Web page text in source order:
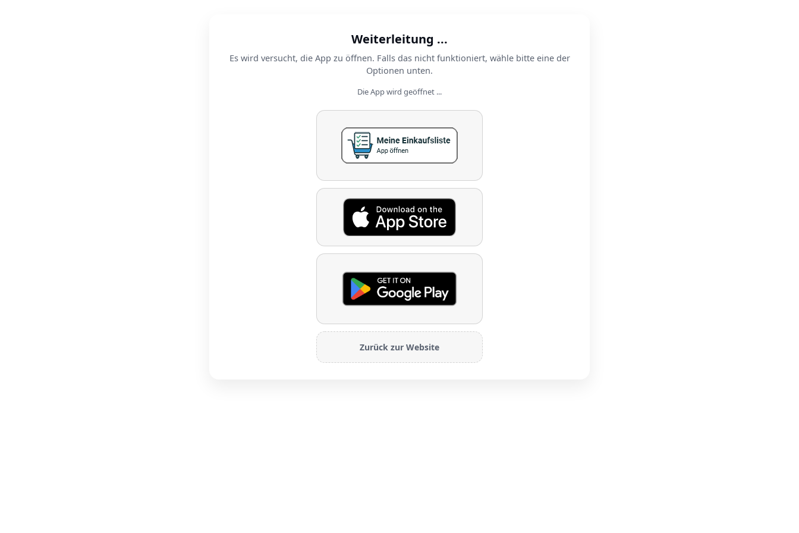
Weiterleitung ...
Es wird versucht, die App zu öffnen. Falls das nicht funktioniert, wähle bitte eine der
Optionen unten.
Die App wird geöffnet ...
Zurück zur Website